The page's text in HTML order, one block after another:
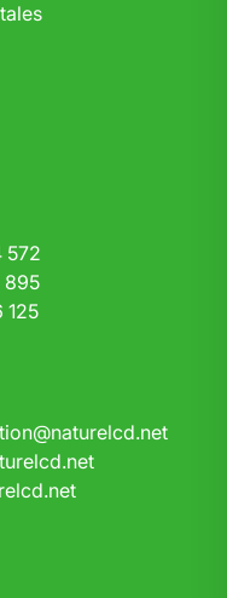
572
895
125